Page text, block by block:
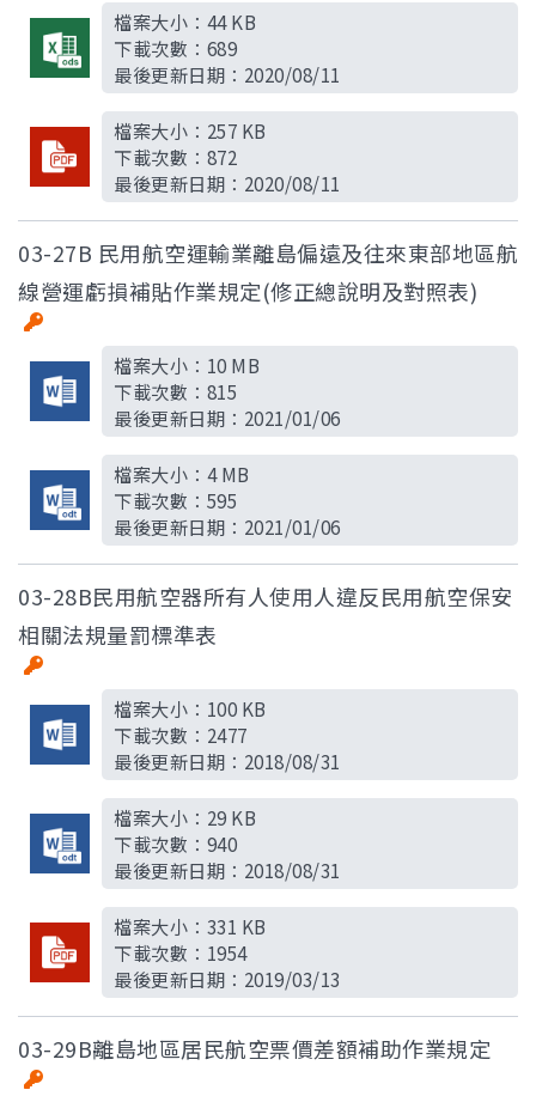
檔案大小： 44 KB
下載次數： 689
最後更新日期： 2020/08/11
檔案大小： 257 KB
下載次數： 872
最後更新日期： 2020/08/11
03-27B 民用航空運輸業離島偏遠及往來東部地區航
線營運虧損補貼作業規定(修正總說明及對照表)
檔案大小： 10 MB
下載次數： 815
最後更新日期： 2021/01/06
檔案大小： 4 MB
下載次數： 595
最後更新日期： 2021/01/06
03-28B民用航空器所有人使用人違反民用航空保安
相關法規量罰標準表
檔案大小： 100 KB
下載次數： 2477
最後更新日期： 2018/08/31
檔案大小： 29 KB
下載次數： 940
最後更新日期： 2018/08/31
檔案大小： 331 KB
下載次數： 1954
最後更新日期： 2019/03/13
03-29B離島地區居民航空票價差額補助作業規定